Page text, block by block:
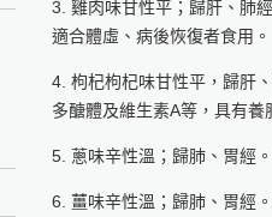
3. 雞肉味甘性平；歸肝、肺
適合體虛、病後恢復者食用。
4. 枸杞枸杞味甘性平，歸肝
多醣體及維生素A等，具有養
5. 蔥味辛性溫；歸肺、胃經
6. 薑味辛性溫；歸肺、胃經